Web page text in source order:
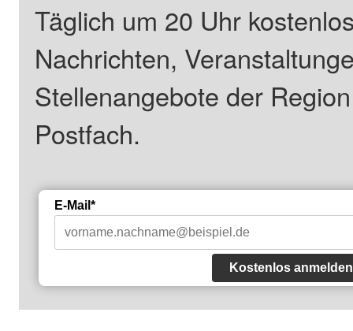
Täglich um 20 Uhr
Nachrichten,
Stellenangebote der
Postfach.
E-Mail*
Kostenlos anmelden